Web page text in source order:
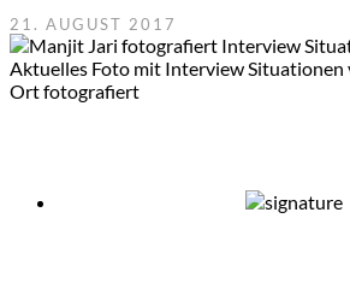
21. AUGUST 2017
Aktuelles Foto mit Interview
Ort fotografiert